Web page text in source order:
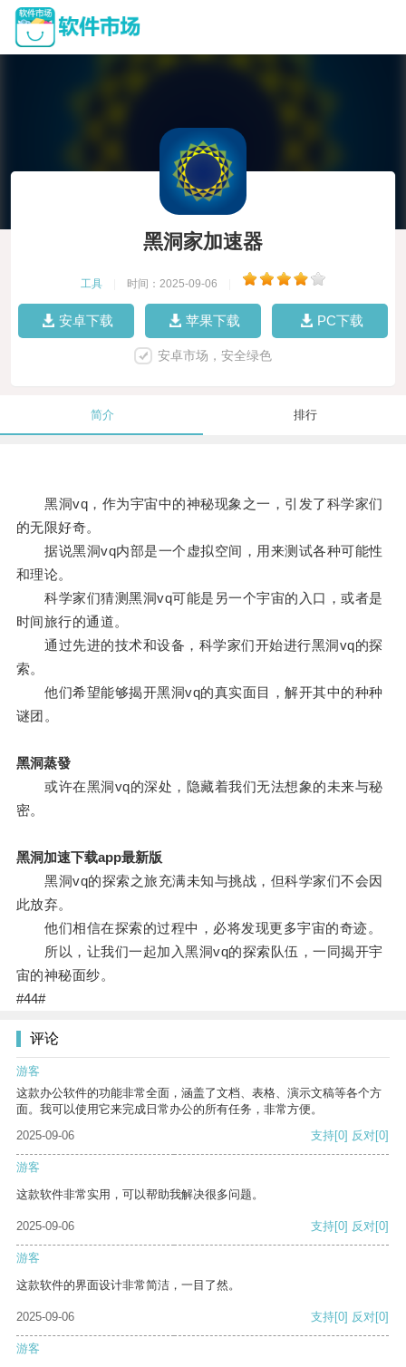
黑洞家加速器
工具 时间：2025-09-06
安卓下载 苹果下载 PC下载
安卓市场，安全绿色
简介 排行
黑洞vq，作为宇宙中的神秘现象之一，引发了科学家们
的无限好奇。
据说黑洞vq内部是一个虚拟空间，用来测试各种可能性
和理论。
科学家们猜测黑洞vq可能是另一个宇宙的入口，或者是
时间旅行的通道。
通过先进的技术和设备，科学家们开始进行黑洞vq的探
索。
他们希望能够揭开黑洞vq的真实面目，解开其中的种种
谜团。
黑洞蒸發
或许在黑洞vq的深处，隐藏着我们无法想象的未来与秘
密。
黑洞加速下载app最新版
黑洞vq的探索之旅充满未知与挑战，但科学家们不会因
此放弃。
他们相信在探索的过程中，必将发现更多宇宙的奇迹。
所以，让我们一起加入黑洞vq的探索队伍，一同揭开宇
宙的神秘面纱。
#44#
评论
游客
这款办公软件的功能非常全面，涵盖了文档、表格、演示文稿等各个方
面。我可以使用它来完成日常办公的所有任务，非常方便。
2025-09-06
支持[0] 反对[0]
游客
这款软件非常实用，可以帮助我解决很多问题。
2025-09-06 支持[0] 反对[0]
游客
这款软件的界面设计非常简洁，一目了然。
2025-09-06 支持[0] 反对[0]
游客